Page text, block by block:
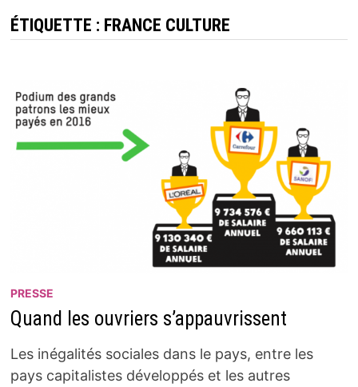
ÉTIQUETTE : FRANCE CULTURE
PRESSE
Quand les ouvriers s’appauvrissent
Les inégalités sociales dans le pays, entre les
pays capitalistes développés et les autres